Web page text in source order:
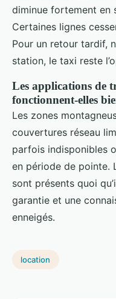
diminue fortement en
Certaines lignes
Pour un retour tardif,
station, le taxi reste
Les applications de
fonctionnent-elles
Les zones
couvertures réseau
parfois indisponibles
en période de pointe.
sont présents quoi
garantie et une
enneigés.
location